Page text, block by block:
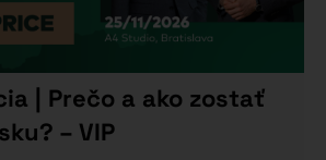
| Prečo a ako zostať
– VIP